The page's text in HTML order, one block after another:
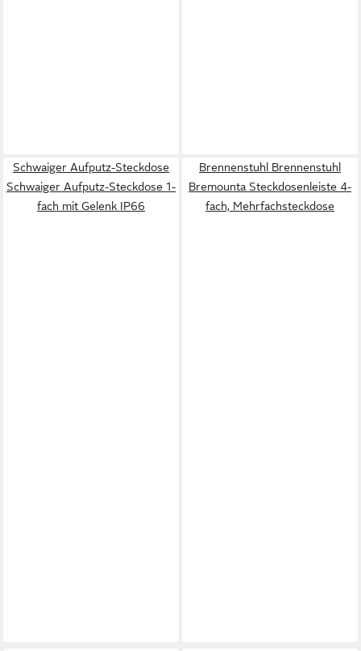
Schwaiger Aufputz-Steckdose
Schwaiger Aufputz-Steckdose 1-
fach mit Gelenk IP66
Brennenstuhl Brennenstuhl
Bremounta Steckdosenleiste 4-
fach, Mehrfachsteckdose